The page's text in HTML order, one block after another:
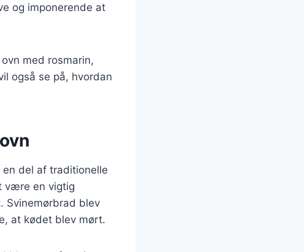
og imponerende at
med rosmarin,
også se på, hvordan
del af traditionelle
være en vigtig
Svinemørbrad blev
at kødet blev mørt.